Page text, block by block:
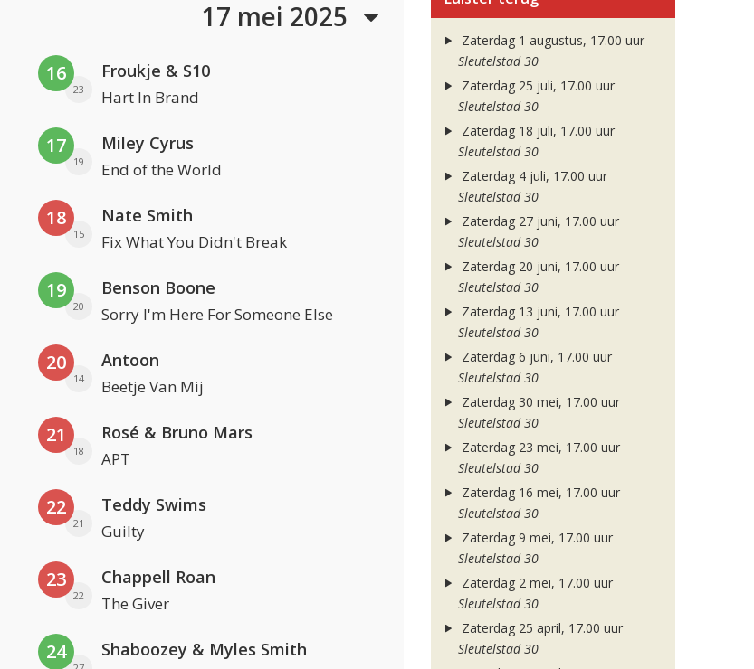
17 mei 2025
16
23
Froukje & S10
Hart In Brand
17
19
Miley Cyrus
End of the World
18
15
Nate Smith
Fix What You Didn't Break
19
20
Benson Boone
Sorry I'm Here For Someone Else
20
14
Antoon
Beetje Van Mij
21
18
Rosé & Bruno Mars
APT
22
21
Teddy Swims
Guilty
23
22
Chappell Roan
The Giver
24 Shaboozey & Myles Smith
Zaterdag 1 augustus, 17.00 uur
Sleutelstad 30
Zaterdag 25 juli, 17.00 uur
Sleutelstad 30
Zaterdag 18 juli, 17.00 uur
Sleutelstad 30
Zaterdag 4 juli, 17.00 uur
Sleutelstad 30
Zaterdag 27 juni, 17.00 uur
Sleutelstad 30
Zaterdag 20 juni, 17.00 uur
Sleutelstad 30
Zaterdag 13 juni, 17.00 uur
Sleutelstad 30
Zaterdag 6 juni, 17.00 uur
Sleutelstad 30
Zaterdag 30 mei, 17.00 uur
Sleutelstad 30
Zaterdag 23 mei, 17.00 uur
Sleutelstad 30
Zaterdag 16 mei, 17.00 uur
Sleutelstad 30
Zaterdag 9 mei, 17.00 uur
Sleutelstad 30
Zaterdag 2 mei, 17.00 uur
Sleutelstad 30
Zaterdag 25 april, 17.00 uur
Sleutelstad 30